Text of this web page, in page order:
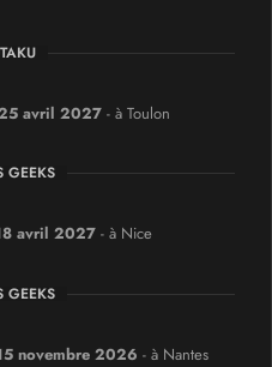
avril 2027 - à Toulon
GEEKS
avril 2027 - à Nice
GEEKS
novembre 2026 - à Nantes